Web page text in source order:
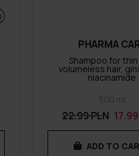
PHARMA
Shampoo for
volumeless hair,
niacinamide
500 ml
22.99 PLN
ADD TO